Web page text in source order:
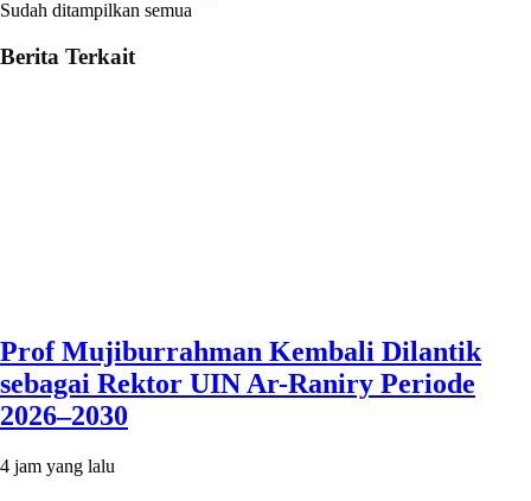
Sudah ditampilkan semua
Berita Terkait
Prof Mujiburrahman Kembali Dilantik
sebagai Rektor UIN Ar-Raniry Periode
2026–2030
4 jam yang lalu